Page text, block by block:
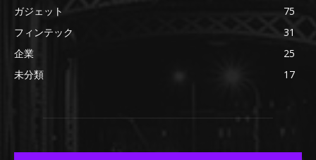
ガジェット
75
フィンテック
31
企業
25
未分類
17